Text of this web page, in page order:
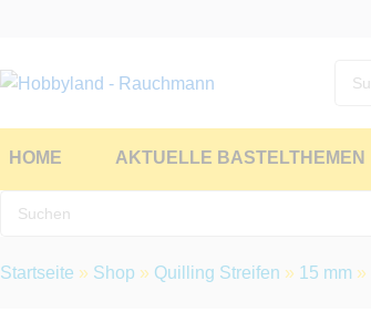
HOME AKTUELLE BASTELTHEMEN
Startseite » Shop » Quilling Streifen » 15 mm »